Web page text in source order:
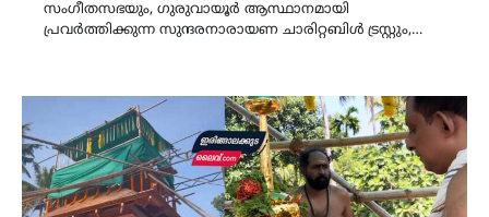
സംഗീതസഭയും, ഗുരുവായൂർ ആസ്ഥാനമായി
പ്രവർത്തിക്കുന്ന സുന്ദരനാരായണ ചാരിറ്റബിൾ ട്രസ്റ്റും,…